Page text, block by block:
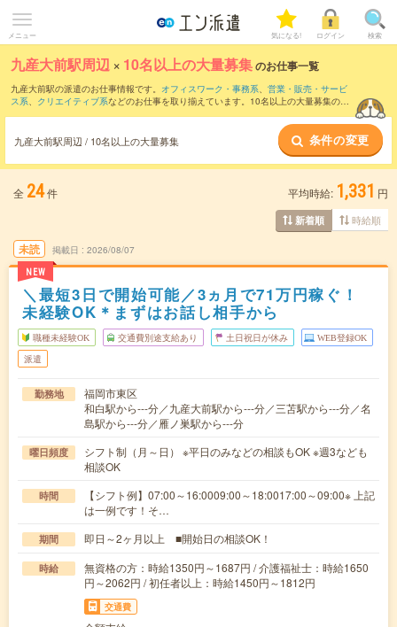
メニュー 気になる! ログイン 検索
九産大前駅周辺 × 10名以上の大量募集のお仕事一覧
九産大前駅の派遣のお仕事情報です。 オフィスワーク・事務系、 営業・販売・サービ
ス系、 クリエイティブ系などのお仕事を取り揃えています。10名以上の大量募集の条
九産大前駅周辺 / 10名以上の大量募集 条件の変更
全 24件 平均時給: 1,331 円
新着順 時給順
未読
NEW
掲載日 2026/08/07
＼最短3日で開始可能／3ヵ月で71万円稼ぐ！
未経験OK＊まずはお話し相手から
職種未経験OK 交通費別途支給あり 土日祝日が休み WEB登録OK
派遣
勤務地
福岡市東区
和白駅から---分／九産大前駅から---分／三苫駅から---分／名
島駅から---分／雁ノ巣駅から---分
曜日頻度
シフト制（月～日） ※平日のみなどの相談もOK ※週3なども
相談OK
時間
【シフト例】07:00～16:0009:00～18:0017:00～09:00※ 上記
は一例です！そ…
期間 即日～2ヶ月以上 ■開始日の相談OK！
時給
無資格の方：時給1350円～1687円 / 介護福祉士：時給1650
円～2062円 / 初任者以上：時給1450円～1812円
交通費